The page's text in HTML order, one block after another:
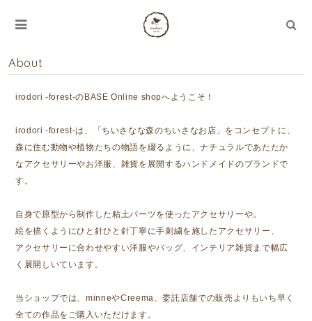
About
irodori -forest-のBASE Online shopへようこそ！
irodori -forest-は、「ちいさなな森のちいさなお店」をコンセプトに、
森に住む動物や植物たちの物語を綴るように、ナチュラルであたたか
なアクセサリーやお洋服、雑貨を展開するハンドメイドのブランドで
す。
自身で原型から制作した粘土パーツを使ったアクセサリーや。
絵を描くようにひと針ひと針丁寧に手刺繍を施したアクセサリー、
アクセサリーに合わせやすい洋服やバッグ、インテリア雑貨まで幅広
く展開しいています。
当ショップでは、minneやCreema、委託店舗での販売よりもいち早く
全ての作品をご購入いただけます。